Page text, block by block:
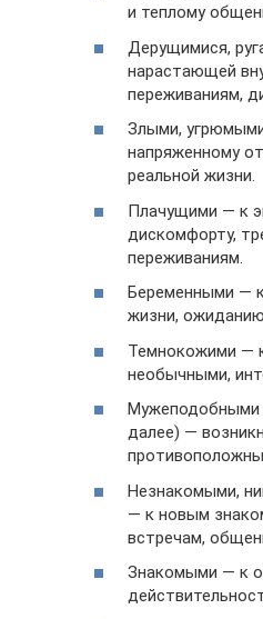
и теплому
Дерущимися,
нарастающей
переживаниям,
Злыми,
напряженному
реальной жизни.
Плачущими — к
дискомфорту,
переживаниям.
Беременными —
жизни,
Темнокожими —
необычными,
Мужеподобными
далее) —
Незнакомыми,
— к новым
встречам,
Знакомыми — к